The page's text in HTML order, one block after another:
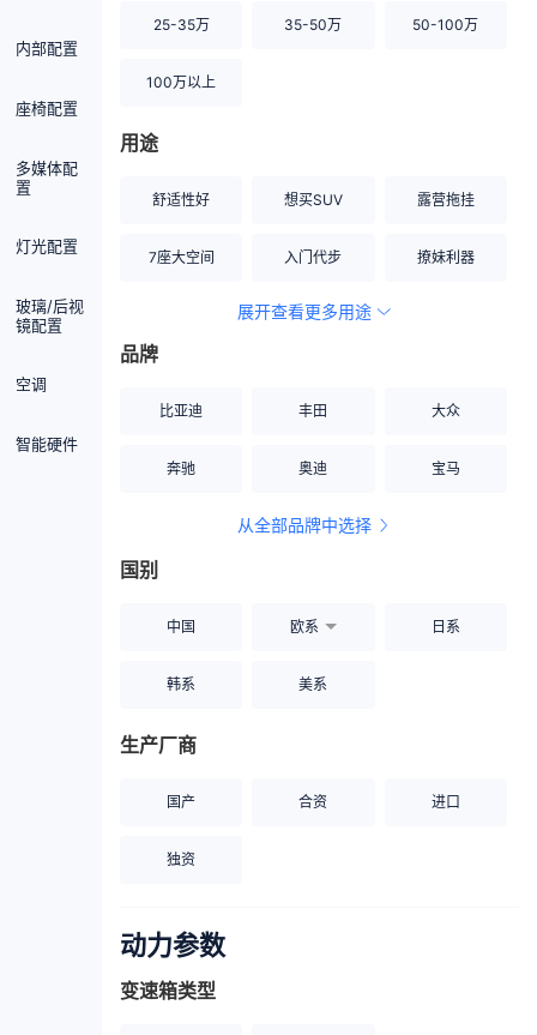
内部配置
座椅配置
多媒体配
置
灯光配置
玻璃/后视
镜配置
空调
智能硬件
25-35万 35-50万 50-100万
100万以上
用途
舒适性好 想买SUV 露营拖挂
7座大空间 入门代步 撩妹利器
空间宽敞
展开查看更多用途
品牌
比亚迪 丰田 大众
奔驰 奥迪 宝马
从全部品牌中选择
国别
中国 欧系 日系
韩系 美系
生产厂商
国产 合资 进口
独资
动力参数
变速箱类型